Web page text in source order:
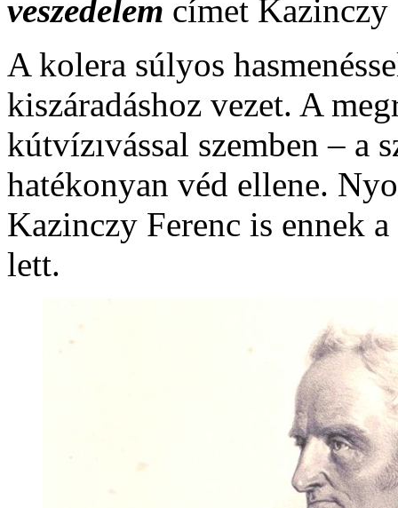
veszedelem címet Kazinczy
A kolera súlyos
kiszáradáshoz vezet. A
kútvízıvással szemben – a
hatékonyan véd ellene.
Kazinczy Ferenc is ennek
lett.